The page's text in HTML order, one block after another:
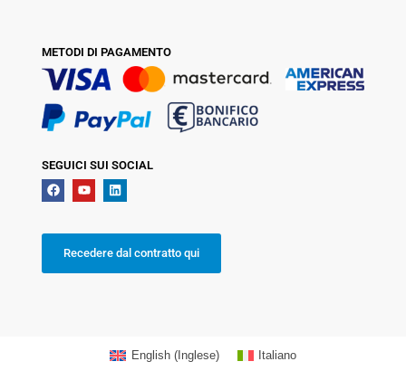
METODI DI PAGAMENTO
SEGUICI SUI SOCIAL
Recedere dal contratto qui
English(Inglese) Italiano